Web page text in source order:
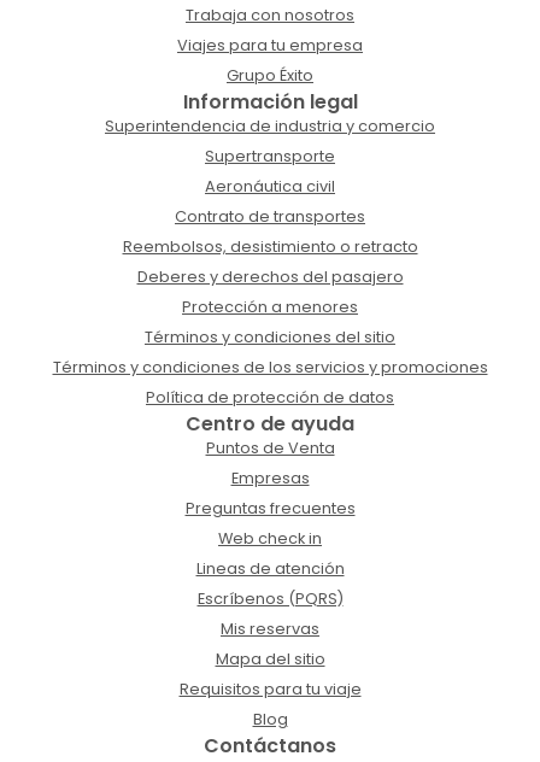
Trabaja con nosotros
Viajes para tu empresa
Grupo Éxito
Información legal
Superintendencia de industria y comercio
Supertransporte
Aeronáutica civil
Contrato de transportes
Reembolsos, desistimiento o retracto
Deberes y derechos del pasajero
Protección a menores
Términos y condiciones del sitio
Términos y condiciones de los servicios y promociones
Política de protección de datos
Centro de ayuda
Puntos de Venta
Empresas
Preguntas frecuentes
Web check in
Lineas de atención
Escríbenos (PQRS)
Mis reservas
Mapa del sitio
Requisitos para tu viaje
Blog
Contáctanos